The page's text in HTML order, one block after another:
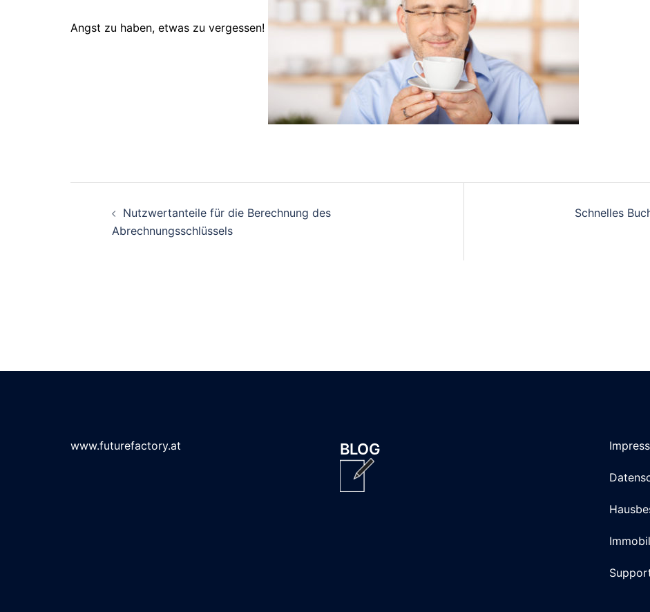
Angst zu haben, etwas zu vergessen!
Nutzwertanteile für die Berechnung des
Abrechnungsschlüssels
Schnelles
www.futurefactory.at BLOG